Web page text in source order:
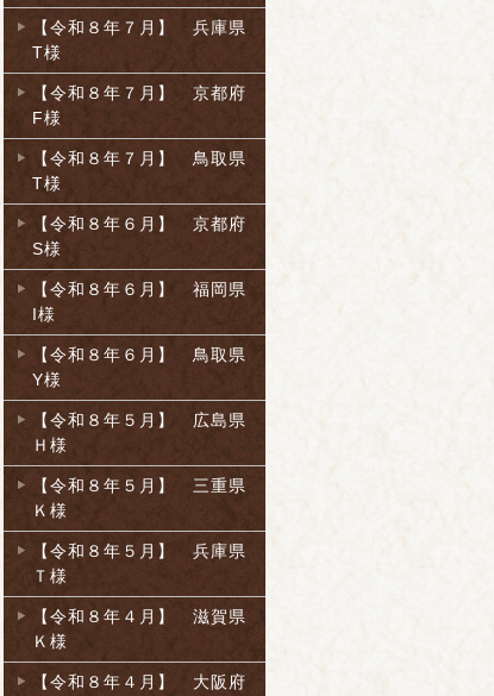
【令和８年７月】 兵庫県
T様
【令和８年７月】 京都府
F様
【令和８年７月】 鳥取県
T様
【令和８年６月】 京都府
S様
【令和８年６月】 福岡県
I様
【令和８年６月】 鳥取県
Y様
【令和８年５月】 広島県
Ｈ様
【令和８年５月】 三重県
Ｋ様
【令和８年５月】 兵庫県
Ｔ様
【令和８年４月】 滋賀県
Ｋ様
【令和８年４月】 大阪府